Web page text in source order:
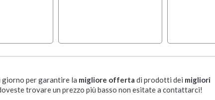
per garantire la migliore offerta di prodotti dei migliori
trovare un prezzo più basso non esitate a contattarci!